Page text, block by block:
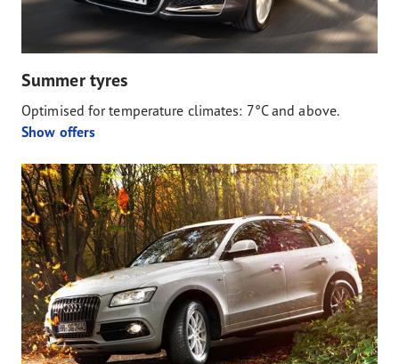
Summer tyres
Optimised for temperature climates: 7°C and above.
Show offers